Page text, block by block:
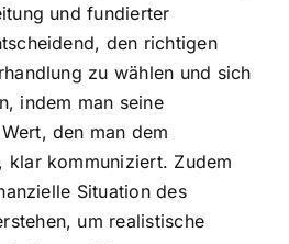
und fundierter
den richtigen
zu wählen und sich
indem man seine
den man dem
klar kommuniziert. Zudem
Situation des
um realistische